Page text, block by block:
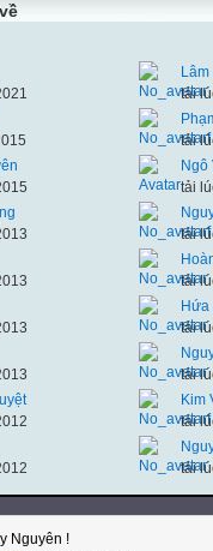
tải
tải
Ngô
tải
tải
tải
Hứa
tải
tải
Kim
tải
tải
Nguyên !